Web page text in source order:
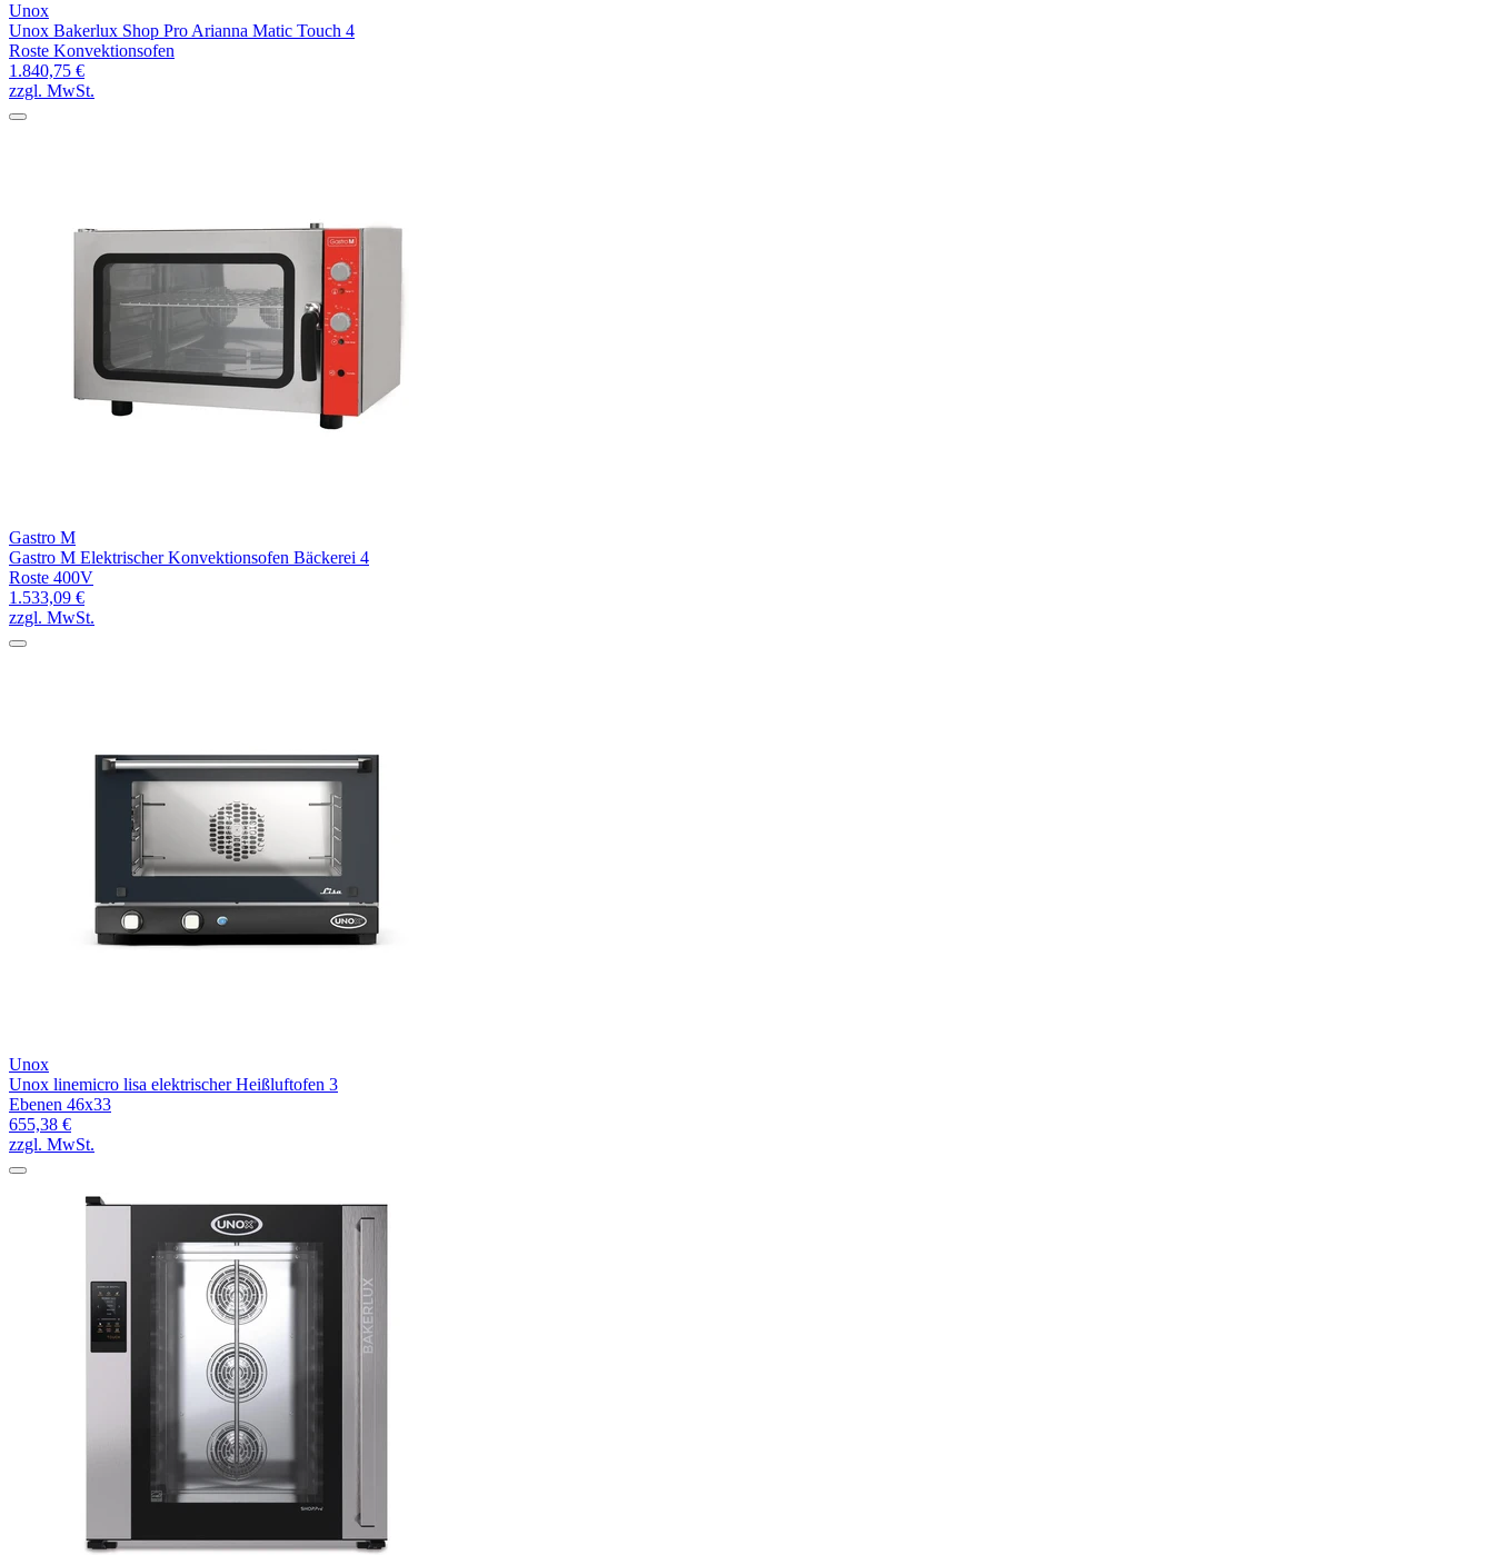
Unox
Unox Bakerlux Shop Pro Arianna Matic Touch 4
Roste Konvektionsofen
1.840,75 €
zzgl. MwSt.
Gastro M
Gastro M Elektrischer Konvektionsofen Bäckerei 4
Roste 400V
1.533,09 €
zzgl. MwSt.
Unox
Unox linemicro lisa elektrischer Heißluftofen 3
Ebenen 46x33
655,38 €
zzgl. MwSt.